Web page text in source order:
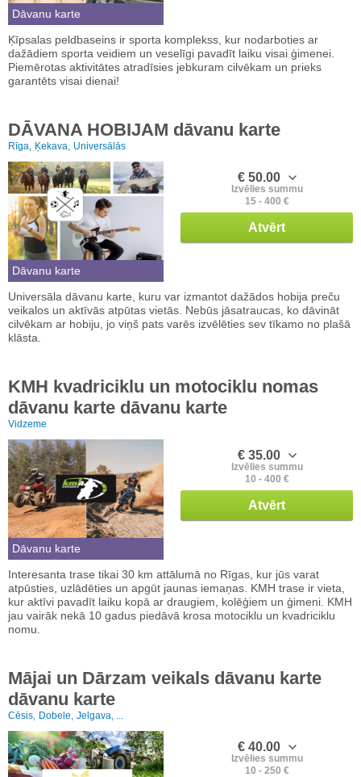
Dāvanu karte
Ķīpsalas peldbaseins ir sporta komplekss, kur nodarboties ar
dažādiem sporta veidiem un veselīgi pavadīt laiku visai ģimenei.
Piemērotas aktivitātes atradīsies jebkuram cilvēkam un prieks
garantēts visai dienai!
DĀVANA HOBIJAM dāvanu karte
Rīga, Ķekava, Universālās
Dāvanu karte
€ 50.00
Izvēlies summu
15 - 400 €
Atvērt
Universāla dāvanu karte, kuru var izmantot dažādos hobija preču
veikalos un aktīvās atpūtas vietās. Nebūs jāsatraucas, ko dāvināt
cilvēkam ar hobiju, jo viņš pats varēs izvēlēties sev tīkamo no plašā
klāsta.
KMH kvadriciklu un motociklu nomas
dāvanu karte dāvanu karte
Vidzeme
Dāvanu karte
€ 35.00
Izvēlies summu
10 - 400 €
Atvērt
Interesanta trase tikai 30 km attālumā no Rīgas, kur jūs varat
atpūsties, uzlādēties un apgūt jaunas iemaņas. KMH trase ir vieta,
kur aktīvi pavadīt laiku kopā ar draugiem, kolēģiem un ģimeni. KMH
jau vairāk nekā 10 gadus piedāvā krosa motociklu un kvadriciklu
nomu.
Mājai un Dārzam veikals dāvanu karte
dāvanu karte
Cēsis, Dobele, Jelgava, ...
€ 40.00
Izvēlies summu
10 - 250 €